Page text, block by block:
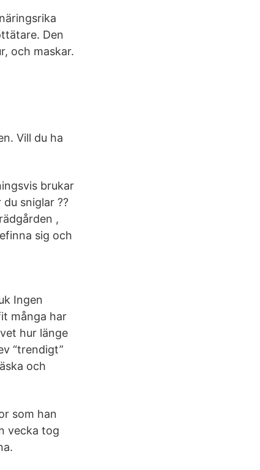
Den
och maskar.
Vill du ha
brukar
sniglar ??
,
sig och
Ingen
många har
hur länge
“trendigt”
och
som han
vecka tog